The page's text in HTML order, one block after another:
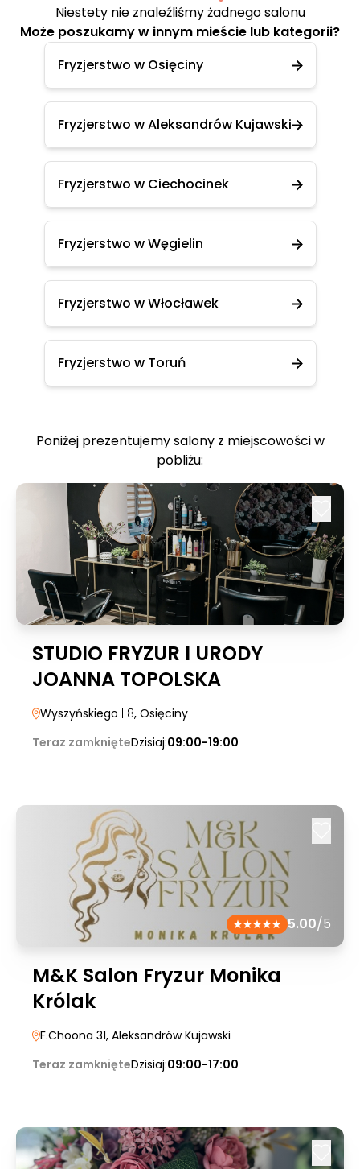
Niestety nie znaleźliśmy żadnego salonu
Może poszukamy w innym mieście lub kategorii?
Fryzjerstwo w Osięciny
Fryzjerstwo w Aleksandrów Kujawski
Fryzjerstwo w Ciechocinek
Fryzjerstwo w Węgielin
Fryzjerstwo w Włocławek
Fryzjerstwo w Toruń
Poniżej prezentujemy salony z miejscowości w
pobliżu:
STUDIO FRYZUR I URODY
JOANNA TOPOLSKA
Wyszyńskiego | 8, Osięciny
Teraz zamknięteDzisiaj:09:00-19:00
5.00/5
M&K Salon Fryzur Monika
Królak
F.Choona 31, Aleksandrów Kujawski
Teraz zamknięteDzisiaj:09:00-17:00